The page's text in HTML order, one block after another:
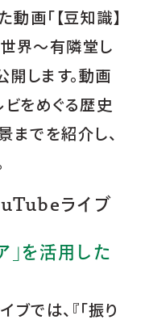
動画「【豆知識】
界～有隣堂し
します。動画
をめぐる歴史
までを紹介し、
ライブ
」を活用した
では、『「振り